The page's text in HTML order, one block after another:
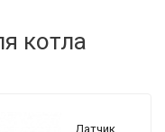
котла
Датчик